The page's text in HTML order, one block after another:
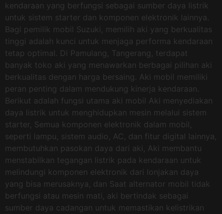
kendaraan yang berfungsi sebagai sumber daya listrik
untuk sistem starter dan komponen elektronik lainnya.
Bagi pemilik mobil Suzuki, memilih aki yang berkualitas
tinggi adalah kunci untuk menjaga performa kendaraan
tetap optimal. Di Pamulang, Tangerang, terdapat
banyak toko aki yang menawarkan berbagai pilihan aki
berkualitas dengan harga bersaing. Aki mobil memiliki
peran penting dalam mendukung kinerja kendaraan.
Berikut adalah fungsi utama aki mobil Aki menyediakan
daya listrik untuk menghidupkan mesin melalui sistem
starter, Semua komponen elektronik dalam mobil,
seperti lampu, sistem audio, AC, dan fitur digital lainnya,
membutuhkan pasokan daya dari aki, Aki membantu
menstabilkan tegangan listrik pada kendaraan untuk
melindungi komponen elektronik dari lonjakan daya
yang bisa merusaknya, dan Saat alternator mobil tidak
berfungsi atau mesin mati, aki bertindak sebagai
sumber daya cadangan untuk memastikan kelistrikan